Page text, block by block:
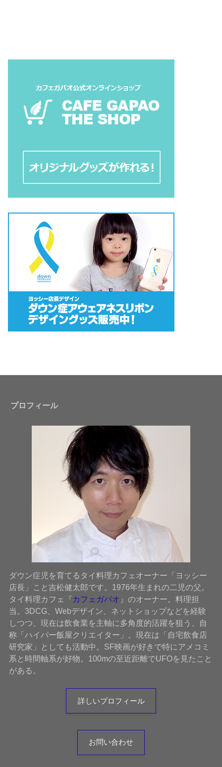
プロフィール
ダウン症児を育てるタイ料理カフェオーナー「ヨッシー
店長」こと吉松健太郎です。1976年生まれの二児の父。
タイ料理カフェ『 カフェガパオ 』のオーナー。料理担
当。3DCG、Webデザイン、ネットショップなどを経験
しつつ、現在は飲食業を主軸に多角度的活躍を狙う、自
称「ハイパー飯屋クリエイター」。現在は「自宅飲食店
研究家」としても活動中。SF映画が好きで特にアメコミ
系と時間軸系が好物。100mの至近距離でUFOを見たこと
がある。
詳しいプロフィール
お問い合わせ